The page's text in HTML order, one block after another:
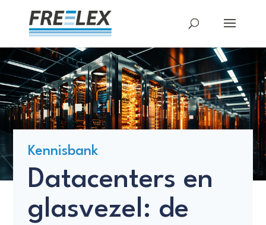
Kennisbank
Datacenters en
glasvezel: de